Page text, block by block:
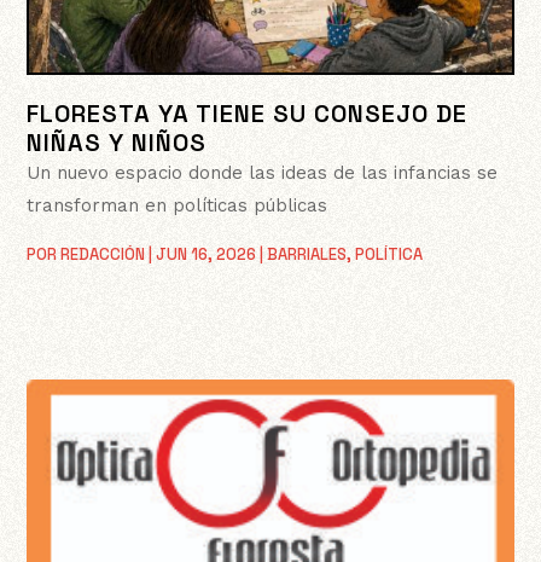
FLORESTA YA TIENE SU CONSEJO DE
NIÑAS Y NIÑOS
PORREDACCIÓN |JUN 16, 2026 |BARRIALES,POLÍTICA
Un nuevo espacio donde las ideas de las infancias se
transforman en políticas públicas